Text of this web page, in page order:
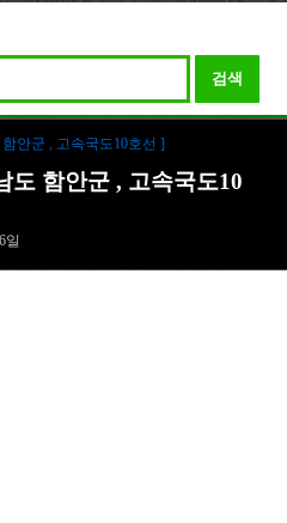
검색
안군 , 고속국도10호선 ]
도 함안군 , 고속국도10
일